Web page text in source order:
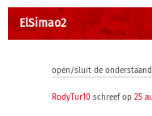
ElSimao2
open/sluit de
RodyTur10 schreef op 25